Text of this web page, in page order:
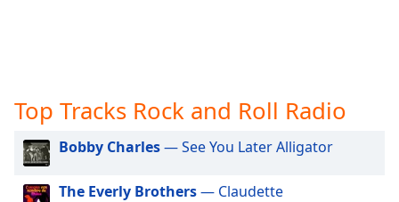
settings
dialog
subtitles
off
selected
Top Tracks Rock and Roll Radio
Bobby Charles— See You Later Alligator
The Everly Brothers— Claudette